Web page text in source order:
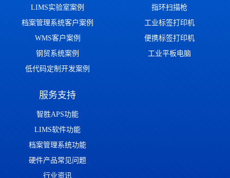
LIMS实验室案例
档案管理系统客户案例
WMS客户案例
钢贸系统案例
低代码定制开发案例
指环扫描枪
工业标签打印机
便携标签打印机
工业平板电脑
服务支持
智胜APS功能
LIMS软件功能
档案管理系统功能
硬件产品常见问题
行业资讯